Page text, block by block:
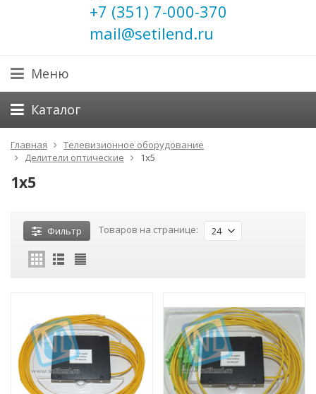
+7 (351) 7-000-370
mail@setilend.ru
Меню
Каталог
Главная
Телевизионное оборудование
Делители оптические
1x5
1x5
Фильтр Товаров на странице: 24